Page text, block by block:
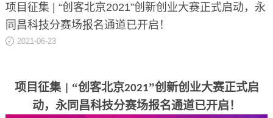
创新
项目征集 | “创客北京2021”创新创业大赛正式启动，永
同昌科技分赛场报名通道已开启！
2021-06-23
项目征集 “创客北京2021”创新创业大赛正式启
动，永同昌科技分赛场报名通道已开启！